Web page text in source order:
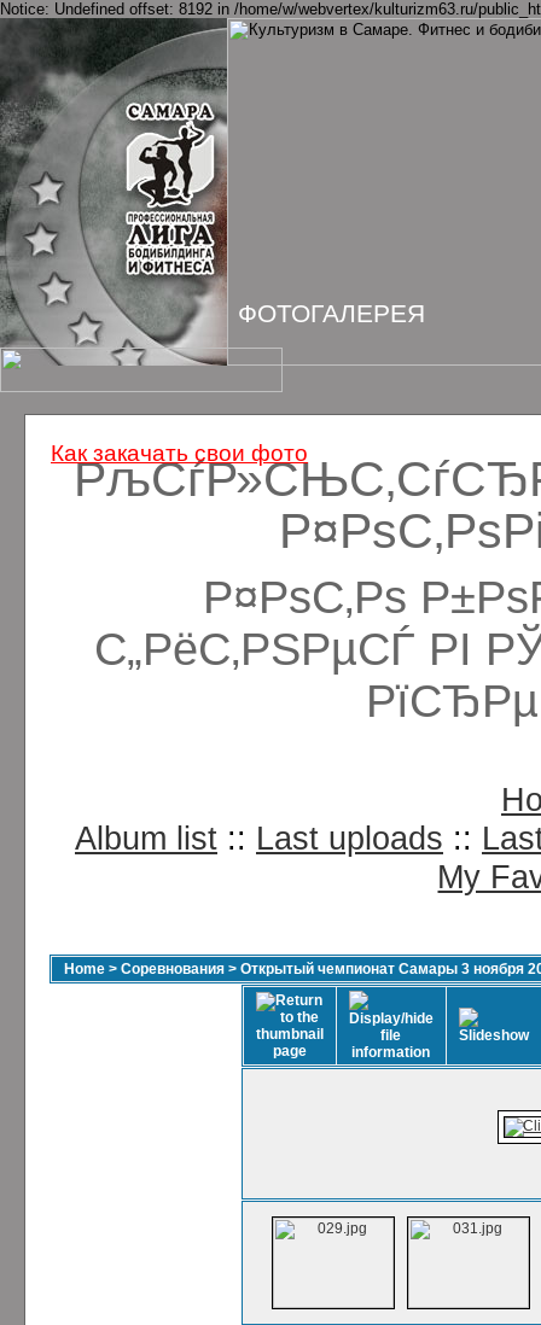
Notice: Undefined offset: 8192 in /home/w/webvertex/kulturizm63.ru/
Р¤РѕС‚Рѕ
С„РёС‚РЅРµСЃ РІ
Album list :: Last uploads ::
My
Home > Соревнования > Открытый чемпионат Самары 3 ноября
ФОТОГАЛЕРЕЯ
Как закачать свои фото